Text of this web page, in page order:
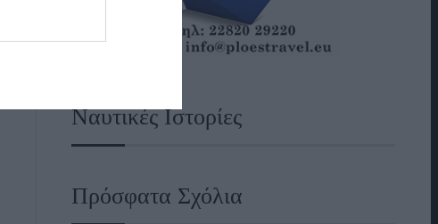
Ναυτικές Ιστορίες
Πρόσφατα Σχόλια